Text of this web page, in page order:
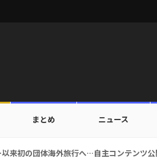
まとめ ニュース
「ゴム人間体重」？極限の減量法とは